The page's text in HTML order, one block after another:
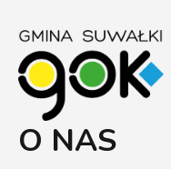
O NAS